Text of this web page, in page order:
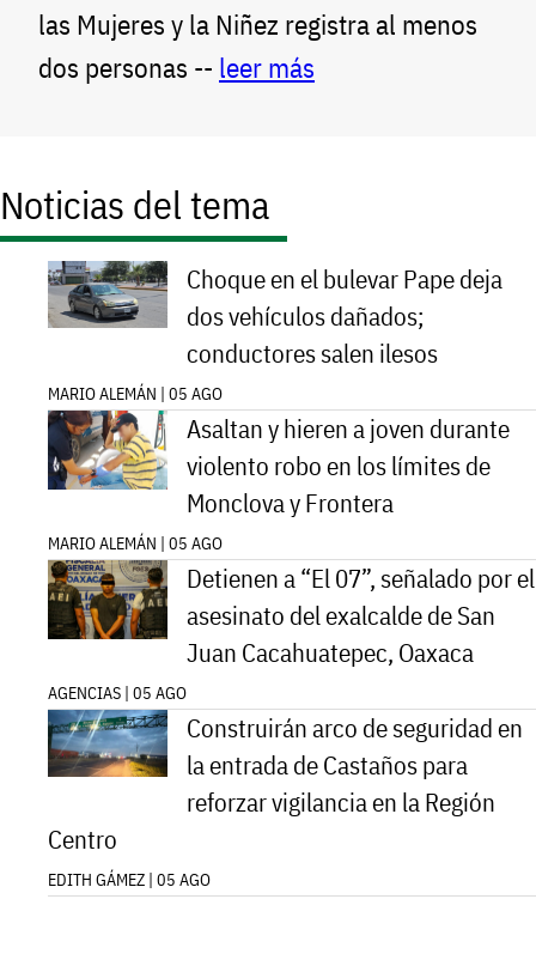
las Mujeres y la Niñez registra al menos
dos personas -- leer más
Noticias del tema
Choque en el bulevar Pape deja
dos vehículos dañados;
conductores salen ilesos
MARIO ALEMÁN | 05 AGO
Asaltan y hieren a joven durante
violento robo en los límites de
Monclova y Frontera
MARIO ALEMÁN | 05 AGO
Detienen a “El 07”, señalado por el
asesinato del exalcalde de San
Juan Cacahuatepec, Oaxaca
AGENCIAS | 05 AGO
Construirán arco de seguridad en
la entrada de Castaños para
reforzar vigilancia en la Región
Centro
EDITH GÁMEZ | 05 AGO